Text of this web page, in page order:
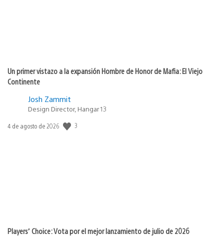
Un primer vistazo a la expansión Hombre de Honor de Mafia: El Viejo
Continente
Josh Zammit
Design Director, Hangar 13
Fecha
4 de agosto de 2026 3
Players’ Choice: Vota por el mejor lanzamiento de julio de 2026